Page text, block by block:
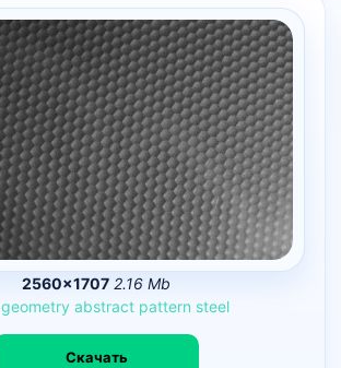
2560×1707 2.16 Mb
geometry abstract pattern steel
Скачать